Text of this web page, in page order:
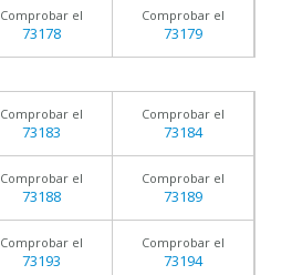
Comprobar el
73178
Comprobar el
73179
Comprobar el
73183
Comprobar el
73184
Comprobar el
73188
Comprobar el
73189
Comprobar el
73193
Comprobar el
73194